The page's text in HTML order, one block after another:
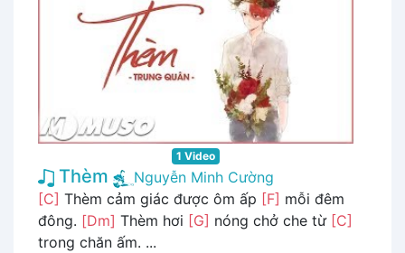
1 Video
Thèm
Nguyễn Minh Cường
[C] Thèm cảm giác được ôm ấp [F] mỗi đêm
đông. [Dm] Thèm hơi [G] nóng chở che từ [C]
trong chăn ấm. ...